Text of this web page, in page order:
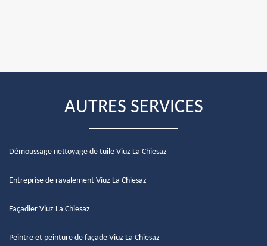
AUTRES SERVICES
Démoussage nettoyage de tuile Viuz La Chiesaz
Entreprise de ravalement Viuz La Chiesaz
Façadier Viuz La Chiesaz
Peintre et peinture de façade Viuz La Chiesaz